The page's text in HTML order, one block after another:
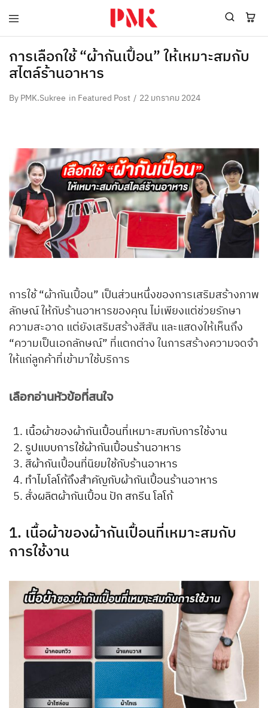
PMK
ผู้
ผลิต
สินค้า
แบรนด์
โลโก้
ผู้
เสื้อ
โปโล
ยูนิฟอร์ม
มาตรฐาน
เขียว
ระดับ
ที่2
การเลือกใช้ “ผ้ากันเปื้อน” ให้เหมาะสมกับ
สไตล์ร้านอาหาร
ByPMK.Sukree in Featured Post 22 มกราคม 2024
การใช้ “ผ้ากันเปื้อน” เป็นส่วนหนึ่งของการเสริมสร้างภาพ
ลักษณ์ ให้กับร้านอาหารของคุณ ไม่เพียงแต่ช่วยรักษา
ความสะอาด แต่ยังเสริมสร้างสีสัน และแสดงให้เห็นถึง
“ความเป็นเอกลักษณ์” ที่แตกต่าง ในการสร้างความจดจำ
ให้แก่ลูกค้าที่เข้ามาใช้บริการ
เลือกอ่านหัวข้อที่สนใจ
เนื้อผ้าของผ้ากันเปื้อนที่เหมาะสมกับการใช้งาน
รูปแบบการใช้ผ้ากันเปื้อนร้านอาหาร
สีผ้ากันเปื้อนที่นิยมใช้กับร้านอาหาร
ทำไมโลโก้ถึงสำคัญกับผ้ากันเปื้อนร้านอาหาร
สั่งผลิตผ้ากันเปื้อน ปัก สกรีน โลโก้
1. เนื้อผ้าของผ้ากันเปื้อนที่เหมาะสมกับ
การใช้งาน